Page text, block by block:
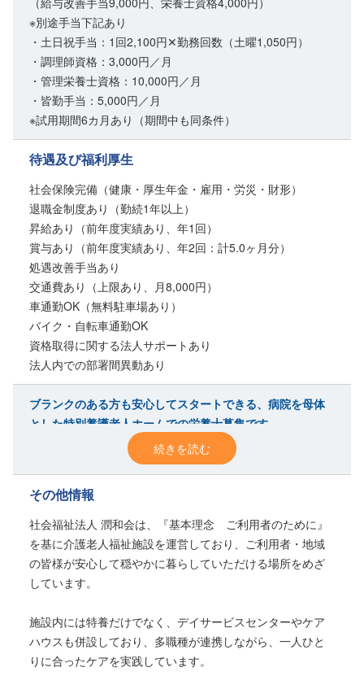
※別途手当下記あり
・土日祝手当：1回2,100円✕勤務回数（土曜1,050円）
・調理師資格：3,000円／月
・管理栄養士資格：10,000円／月
・皆勤手当：5,000円／月
※試用期間6カ月あり（期間中も同条件）
待遇及び福利厚生
社会保険完備（健康・厚生年金・雇用・労災・財形）
退職金制度あり（勤続1年以上）
昇給あり（前年度実績あり、年1回）
賞与あり（前年度実績あり、年2回：計5.0ヶ月分）
処遇改善手当あり
交通費あり（上限あり、月8,000円）
車通勤OK（無料駐車場あり）
バイク・自転車通勤OK
資格取得に関する法人サポートあり
法人内での部署間異動あり
ブランクのある方も安心してスタートできる、病院を母体
とした特別養護老人ホームでの栄養士募集です。
1日約280食をチームで調理しながら、利用者さまの健康と笑顔を
「食」で支えていただきます。
働きやすい職場環境
実働は1日7.5時間、残業は月平均5時間程度と少なめ。
月10日前後のお休みで、年間休日は118日とプライベートとの両立も
しやすい環境です。
賞与は年2回・計5.0カ月分(前年実績）など、給与に反映される点も魅
力です。
続きを読む
その他情報
社会福祉法人 潤和会は、『基本理念 ご利用者のために』
を基に介護老人福祉施設を運営しており、ご利用者・地域
の皆様が安心して穏やかに暮らしていただける場所をめざ
しています。
施設内には特養だけでなく、デイサービスセンターやケア
ハウスも併設しており、多職種が連携しながら、一人ひと
りに合ったケアを実践しています。